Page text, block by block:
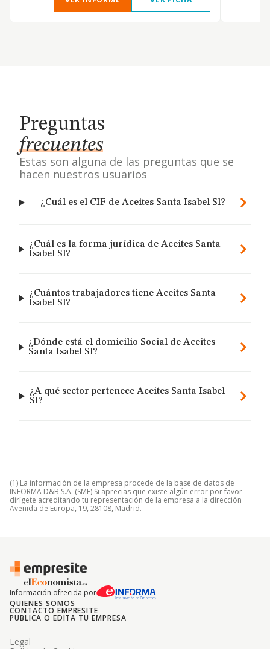
Preguntas
frecuentes
Estas son alguna de las preguntas que se
hacen nuestros usuarios
¿Cuál es el CIF de Aceites Santa Isabel Sl?
¿Cuál es la forma jurídica de Aceites Santa
Isabel Sl?
¿Cuántos trabajadores tiene Aceites Santa
Isabel Sl?
¿Dónde está el domicilio Social de Aceites
Santa Isabel Sl?
¿A qué sector pertenece Aceites Santa Isabel
Sl?
(1) La información de la empresa procede de la base de datos de
INFORMA D&B S.A. (SME) Si aprecias que existe algún error por favor
dirígete acreditando tu representación de la empresa a la dirección
Avenida de Europa, 19, 28108, Madrid.
Información ofrecida por
QUIENES SOMOS
CONTACTO EMPRESITE
PUBLICA O EDITA TU EMPRESA
Legal